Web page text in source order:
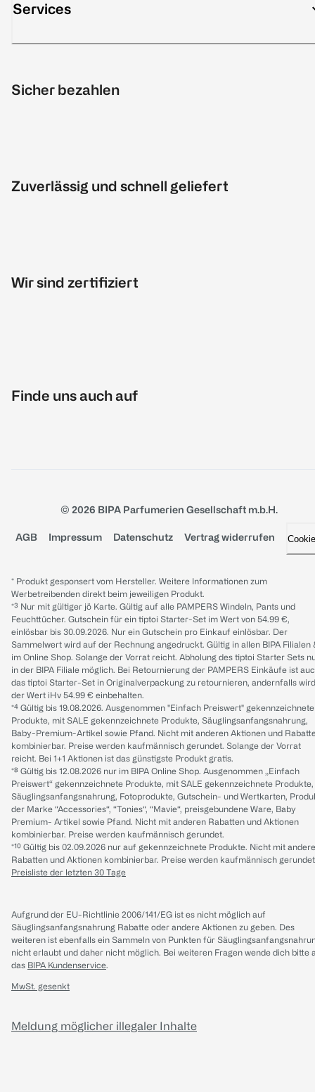
Services
Sicher bezahlen
Zuverlässig und schnell geliefert
Wir sind zertifiziert
Finde uns auch auf
© 2026 BIPA Parfumerien Gesellschaft m.b.H.
AGB Impressum Datenschutz Vertrag widerrufen
* Produkt gesponsert vom Hersteller. Weitere Informationen zum
Werbetreibenden direkt beim jeweiligen Produkt.
*³ Nur mit gültiger jö Karte. Gültig auf alle PAMPERS Windeln, Pants und
Feuchttücher. Gutschein für ein tiptoi Starter-Set im Wert von 54.99 €,
einlösbar bis 30.09.2026. Nur ein Gutschein pro Einkauf einlösbar. Der
Sammelwert wird auf der Rechnung angedruckt. Gültig in allen BIPA Filialen
im Online Shop. Solange der Vorrat reicht. Abholung des tiptoi Starter Sets
in der BIPA Filiale möglich. Bei Retournierung der PAMPERS Einkäufe ist
das tiptoi Starter-Set in Originalverpackung zu retournieren, andernfalls wird
der Wert iHv 54.99 € einbehalten.
*⁴ Gültig bis 19.08.2026. Ausgenommen "Einfach Preiswert" gekennzeichnete
Produkte, mit SALE gekennzeichnete Produkte, Säuglingsanfangsnahrung,
Baby-Premium-Artikel sowie Pfand. Nicht mit anderen Aktionen und
kombinierbar. Preise werden kaufmännisch gerundet. Solange der Vorrat
reicht. Bei 1+1 Aktionen ist das günstigste Produkt gratis.
*⁸ Gültig bis 12.08.2026 nur im BIPA Online Shop. Ausgenommen „Einfach
Preiswert“ gekennzeichnete Produkte, mit SALE gekennzeichnete Produkte,
Säuglingsanfangsnahrung, Fotoprodukte, Gutschein- und Wertkarten,
der Marke “Accessories“, “Tonies“, “Mavie“, preisgebundene Ware, Baby
Premium- Artikel sowie Pfand. Nicht mit anderen Rabatten und Aktionen
kombinierbar. Preise werden kaufmännisch gerundet.
*¹⁰ Gültig bis 02.09.2026 nur auf gekennzeichnete Produkte. Nicht mit
Rabatten und Aktionen kombinierbar. Preise werden kaufmännisch
Preisliste der letzten 30 Tage
Aufgrund der EU-Richtlinie 2006/141/EG ist es nicht möglich auf
Säuglingsanfangsnahrung Rabatte oder andere Aktionen zu geben. Des
weiteren ist ebenfalls ein Sammeln von Punkten für
nicht erlaubt und daher nicht möglich. Bei weiteren Fragen wende dich bitte
das BIPA Kundenservice.
MwSt. gesenkt
Meldung möglicher illegaler Inhalte